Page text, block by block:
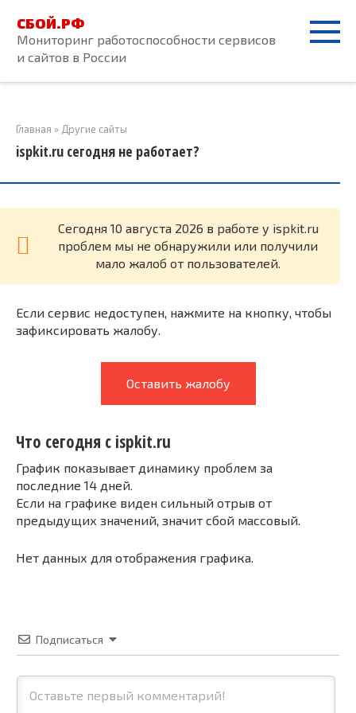
контенту
СБОЙ.РФ
Мониторинг работоспособности сервисов
и сайтов в России
Главная » Другие сайты
ispkit.ru сегодня не работает?
Cегодня 10 августа 2026 в работе у ispkit.ru
проблем мы не обнаружили или получили
мало жалоб от пользователей.
Если сервис недоступен, нажмите на кнопку, чтобы
зафиксировать жалобу.
Оставить жалобу
Что сегодня с ispkit.ru
График показывает динамику проблем за
последние 14 дней.
Если на графике виден сильный отрыв от
предыдущих значений, значит сбой массовый.
Нет данных для отображения графика.
Подписаться